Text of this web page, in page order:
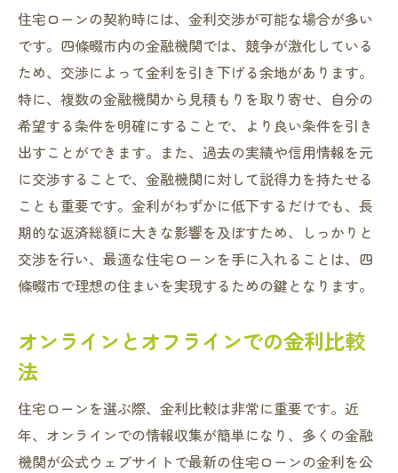
住宅ローンの契約時には、金利交渉が可能な場合が多い
です。四條畷市内の金融機関では、競争が激化している
ため、交渉によって金利を引き下げる余地があります。
特に、複数の金融機関から見積もりを取り寄せ、自分の
希望する条件を明確にすることで、より良い条件を引き
出すことができます。また、過去の実績や信用情報を元
に交渉することで、金融機関に対して説得力を持たせる
ことも重要です。金利がわずかに低下するだけでも、長
期的な返済総額に大きな影響を及ぼすため、しっかりと
交渉を行い、最適な住宅ローンを手に入れることは、四
條畷市で理想の住まいを実現するための鍵となります。
オンラインとオフラインでの金利比較
法
住宅ローンを選ぶ際、金利比較は非常に重要です。近
年、オンラインでの情報収集が簡単になり、多くの金融
機関が公式ウェブサイトで最新の住宅ローンの金利を公